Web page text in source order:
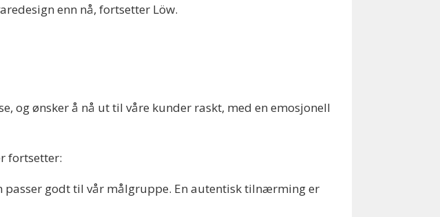
enn nå, fortsetter Löw.
og ønsker å nå ut til våre kunder raskt, med en emosjonell
fortsetter:
passer godt til vår målgruppe. En autentisk tilnærming er